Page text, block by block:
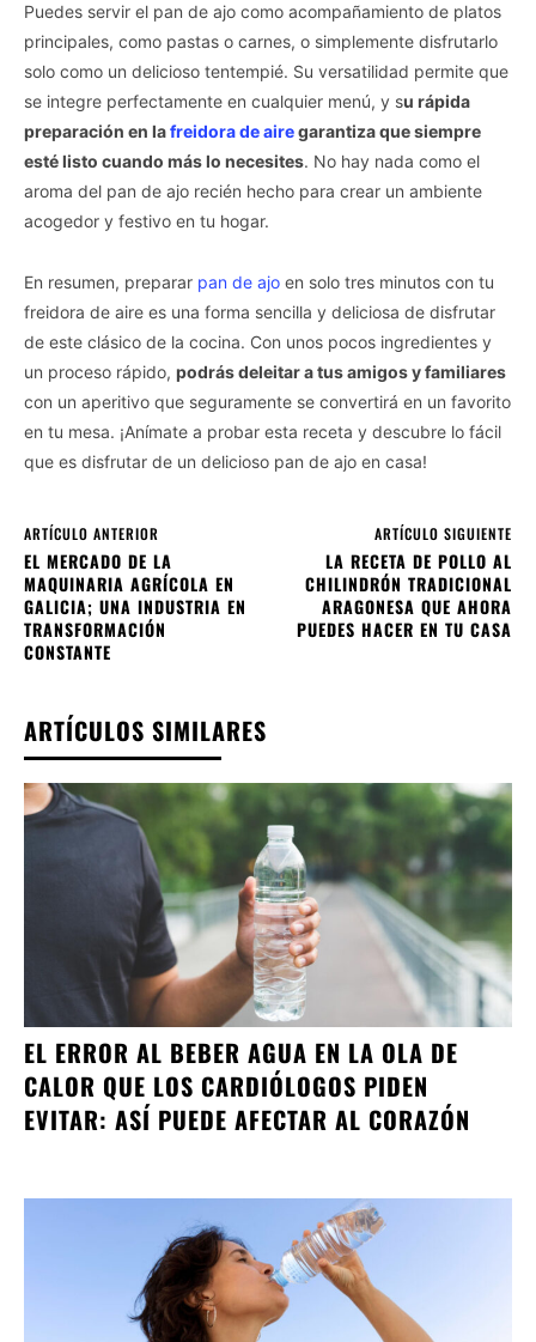
Puedes servir el pan de ajo como acompañamiento de platos
principales, como pastas o carnes, o simplemente disfrutarlo
solo como un delicioso tentempié. Su versatilidad permite que
se integre perfectamente en cualquier menú, y su rápida
preparación en lafreidora de airegarantiza que siempre
esté listo cuando más lo necesites. No hay nada como el
aroma del pan de ajo recién hecho para crear un ambiente
acogedor y festivo en tu hogar.
En resumen, preparar pan de ajo en solo tres minutos con tu
freidora de aire es una forma sencilla y deliciosa de disfrutar
de este clásico de la cocina. Con unos pocos ingredientes y
un proceso rápido, podrás deleitar a tus amigos y familiares
con un aperitivo que seguramente se convertirá en un favorito
en tu mesa. ¡Anímate a probar esta receta y descubre lo fácil
que es disfrutar de un delicioso pan de ajo en casa!
ARTÍCULO ANTERIOR
EL MERCADO DE LA
MAQUINARIA AGRÍCOLA EN
GALICIA; UNA INDUSTRIA EN
TRANSFORMACIÓN
CONSTANTE
ARTÍCULO SIGUIENTE
LA RECETA DE POLLO AL
CHILINDRÓN TRADICIONAL
ARAGONESA QUE AHORA
PUEDES HACER EN TU CASA
ARTÍCULOS SIMILARES
EL ERROR AL BEBER AGUA EN LA OLA DE
CALOR QUE LOS CARDIÓLOGOS PIDEN
EVITAR: ASÍ PUEDE AFECTAR AL CORAZÓN